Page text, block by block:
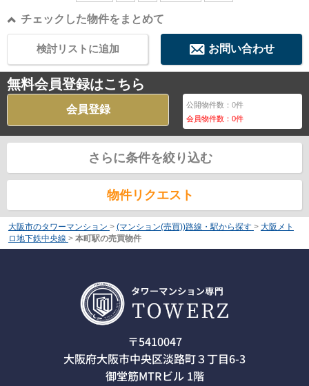
チェックした物件をまとめて
お問い合わせ
検討リストに追加
無料会員登録はこちら
会員登録 公開物件数：0件
会員物件数：0件
さらに条件を絞り込む
物件リクエスト
大阪市のタワーマンション > (マンション(売買))路線・駅から探す > 大阪メト
ロ地下鉄中央線 > 本町駅の売買物件
〒5410047
大阪府大阪市中央区淡路町３丁目6-3
御堂筋MTRビル 1階